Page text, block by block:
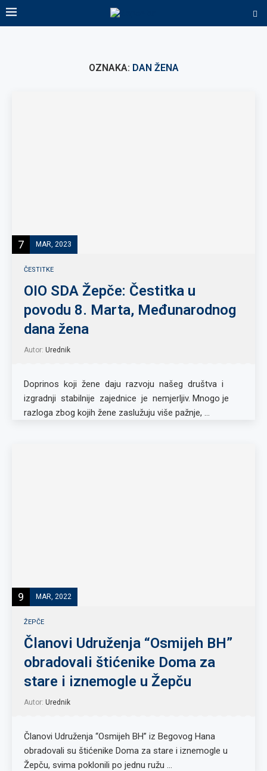
OZNAKA: DAN ŽENA
7 MAR, 2023
ČESTITKE
OIO SDA Žepče: Čestitka u
povodu 8. Marta, Međunarodnog
dana žena
Autor: Urednik
Doprinos koji žene daju razvoju našeg društva i
izgradnji stabilnije zajednice je nemjerljiv. Mnogo je
razloga zbog kojih žene zaslužuju više pažnje, …
9 MAR, 2022
ŽEPČE
Članovi Udruženja “Osmijeh BH”
obradovali štićenike Doma za
stare i iznemogle u Žepču
Autor: Urednik
Članovi Udruženja “Osmijeh BH” iz Begovog Hana
obradovali su štićenike Doma za stare i iznemogle u
Žepču, svima poklonili po jednu ružu …